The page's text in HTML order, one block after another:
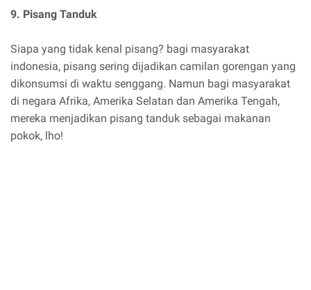
9. Pisang Tanduk
Siapa yang tidak kenal pisang? bagi masyarakat
indonesia, pisang sering dijadikan camilan gorengan yang
dikonsumsi di waktu senggang. Namun bagi masyarakat
di negara Afrika, Amerika Selatan dan Amerika Tengah,
mereka menjadikan pisang tanduk sebagai makanan
pokok, lho!